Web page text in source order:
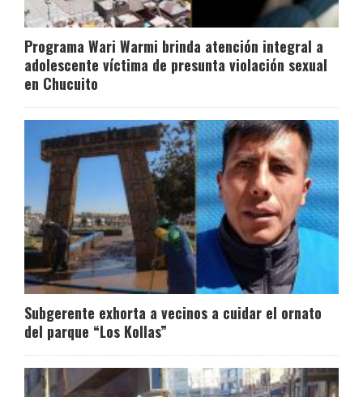
Programa Wari Warmi brinda atención integral a
adolescente víctima de presunta violación sexual
en Chucuito
Subgerente exhorta a vecinos a cuidar el ornato
del parque “Los Kollas”